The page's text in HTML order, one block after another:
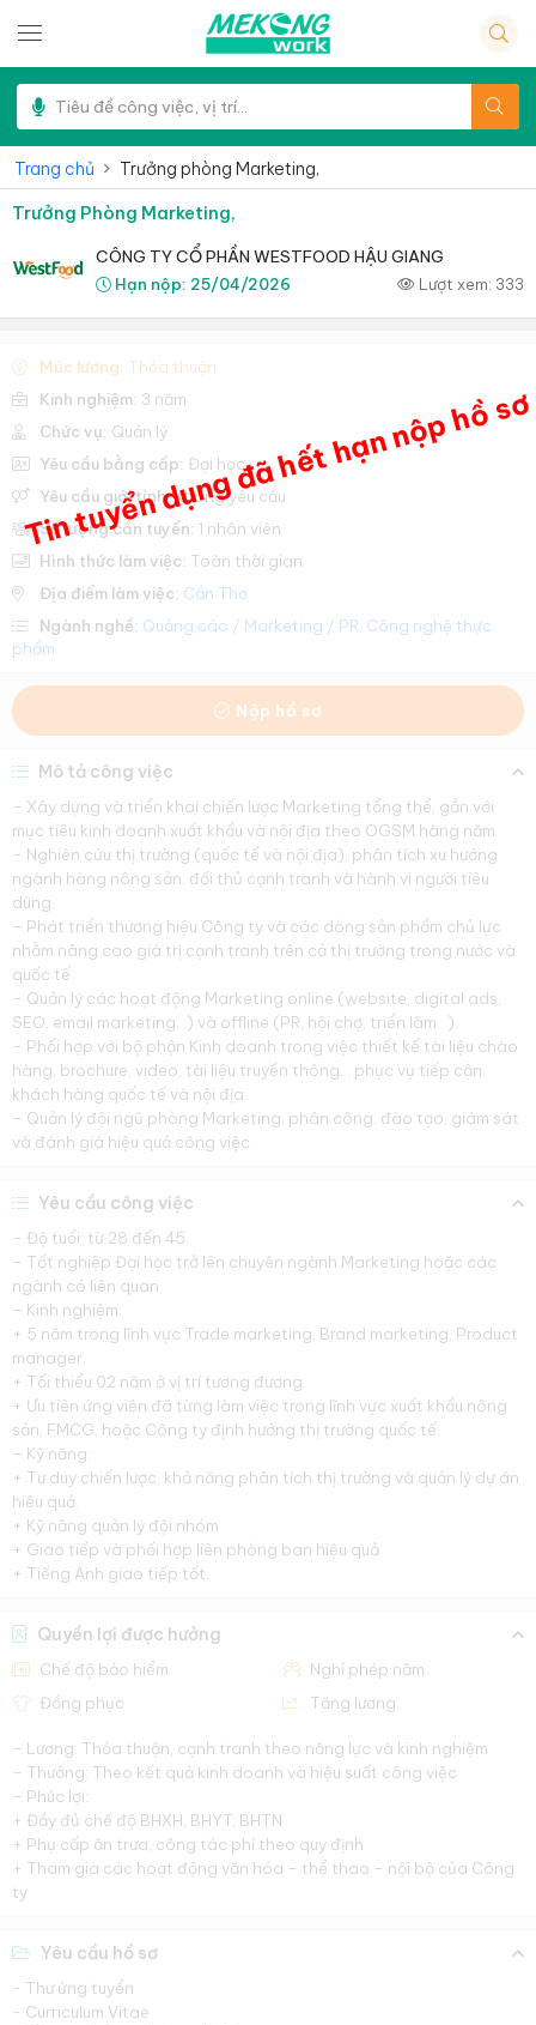
Trang chủ Trưởng phòng Marketing,
Trưởng Phòng Marketing,
CÔNG TY CỔ PHẦN WESTFOOD HẬU GIANG
Hạn nộp: 25/04/2026 Lượt xem: 333
Mức lương: Thỏa thuận
Kinh nghiệm: 3 năm
Chức vụ: Quản lý
Yêu cầu bằng cấp: Đại học
Yêu cầu giới tính:Không yêu cầu
Số lượng cần tuyển: 1 nhân viên
Hình thức làm việc: Toàn thời gian
Địa điểm làm việc: Cần Thơ
Ngành nghề: Quảng cáo / Marketing / PR Công nghệ thực
phẩm
Nộp hồ sơ
Mô tả công việc
– Xây dựng và triển khai chiến lược Marketing tổng thể, gắn với
mục tiêu kinh doanh xuất khẩu và nội địa theo OGSM hàng năm.
– Nghiên cứu thị trường (quốc tế và nội địa), phân tích xu hướng
ngành hàng nông sản, đối thủ cạnh tranh và hành vi người tiêu
dùng.
– Phát triển thương hiệu Công ty và các dòng sản phẩm chủ lực
nhằm nâng cao giá trị cạnh tranh trên cả thị trường trong nước và
quốc tế.
– Quản lý các hoạt động Marketing online (website, digital ads,
SEO, email marketing…) và offline (PR, hội chợ, triển lãm…).
– Phối hợp với bộ phận Kinh doanh trong việc thiết kế tài liệu chào
hàng, brochure, video, tài liệu truyền thông… phục vụ tiếp cận
khách hàng quốc tế và nội địa.
– Quản lý đội ngũ phòng Marketing: phân công, đào tạo, giám sát
và đánh giá hiệu quả công việc.
Yêu cầu công việc
– Độ tuổi: từ 28 đến 45
– Tốt nghiệp Đại học trở lên chuyên ngành Marketing hoặc các
ngành có liên quan.
– Kinh nghiệm:
+ 5 năm trong lĩnh vực Trade marketing, Brand marketing, Product
manager.
+ Tối thiểu 02 năm ở vị trí tương đương.
+ Ưu tiên ứng viên đã từng làm việc trong lĩnh vực xuất khẩu nông
sản, FMCG, hoặc Công ty định hướng thị trường quốc tế.
– Kỹ năng:
+ Tư duy chiến lược, khả năng phân tích thị trường và quản lý dự án
hiệu quả.
+ Kỹ năng quản lý đội nhóm
+ Giao tiếp và phối hợp liên phòng ban hiệu quả
+ Tiếng Anh giao tiếp tốt.
Quyền lợi được hưởng
Chế độ bảo hiểm
Nghỉ phép năm
Đồng phục
Tăng lương
– Lương: Thỏa thuận, cạnh tranh theo năng lực và kinh nghiệm
– Thưởng: Theo kết quả kinh doanh và hiệu suất công việc
– Phúc lợi:
+ Đầy đủ chế độ BHXH, BHYT, BHTN
+ Phụ cấp ăn trưa, công tác phí theo quy định
+ Tham gia các hoạt động văn hóa – thể thao – nội bộ của Công
ty
Yêu cầu hồ sơ
- Thư ứng tuyển
- Curriculum Vitae
Tin tuyển dụng đã hết hạn nộp hồ sơ